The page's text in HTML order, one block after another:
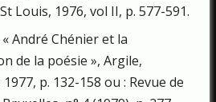
Louis, 1976, vol II, p. 577-591.
André Chénier et la
de la poésie », Argile,
p. 132-158 ou : Revue de